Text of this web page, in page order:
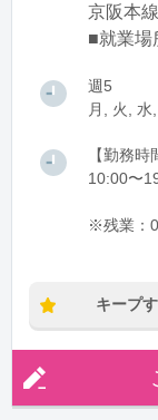
京阪本
■就業場
週5
月, 火, 水
【勤務
10:00〜
※残業：
キープ